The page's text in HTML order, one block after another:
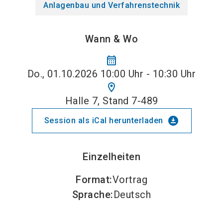
Anlagenbau und Verfahrenstechnik
Wann & Wo
calendar_month
Do., 01.10.2026 10:00 Uhr - 10:30 Uhr
location_on
Halle 7, Stand 7-489
Session als iCal herunterladen download_for_offline
Einzelheiten
Format:Vortrag
Sprache:Deutsch